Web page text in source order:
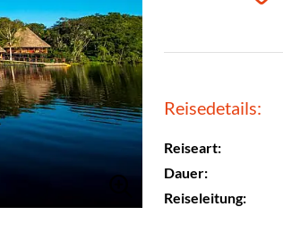
Reisedetails:
Reiseart:
Dauer:
Reiseleitung: